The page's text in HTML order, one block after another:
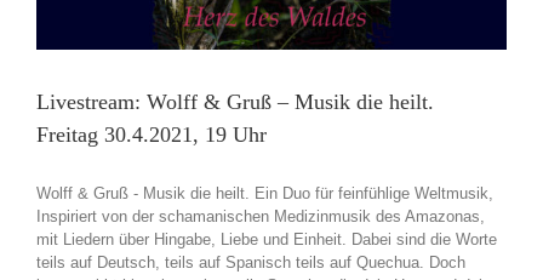
Livestream: Wolff & Gruß – Musik die heilt.
Freitag 30.4.2021, 19 Uhr
Wolff & Gruß - Musik die heilt. Ein Duo für feinfühlige Weltmusik,
Inspiriert von der schamanischen Medizinmusik des Amazonas,
mit Liedern über Hingabe, Liebe und Einheit. Dabei sind die Worte
teils auf Deutsch, teils auf Spanisch teils auf Quechua. Doch